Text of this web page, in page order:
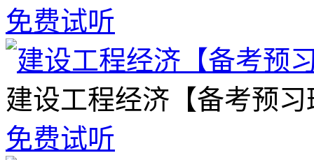
免费试听
建设工程经济【备考预
免费试听